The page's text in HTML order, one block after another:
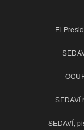
El
SEDAVÍ
SEDAVÍ,